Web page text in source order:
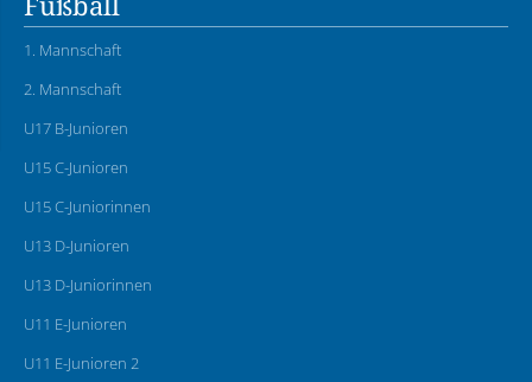
Fußball
1. Mannschaft
2. Mannschaft
U17 B-Junioren
U15 C-Junioren
U15 C-Juniorinnen
U13 D-Junioren
U13 D-Juniorinnen
U11 E-Junioren
U11 E-Junioren 2